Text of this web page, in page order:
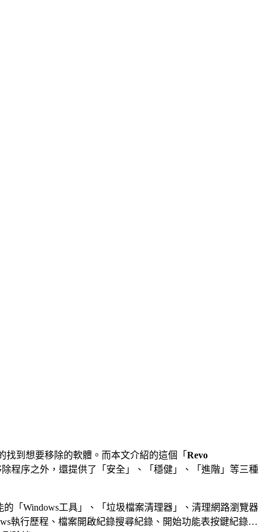
到想要移除的軟體。而本文介紹的這個「 Revo
程序之外，還提供了「安全」、「穩健」、「進階」等三種
「Windows工具」、「垃圾檔案清理器」、清理網路瀏覽器
執行歷程、檔案開啟紀錄搜尋紀錄、開始功能表按鍵紀錄…